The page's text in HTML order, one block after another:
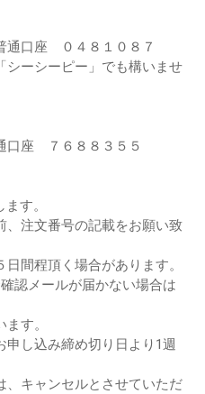
口座 ０４８１０８７
シーシーピー」でも構いませ
座 ７６８８３５５
す。
注文番号の記載をお願い致
間程頂く場合があります。
認メールが届かない場合は
す。
申し込み締め切り日より1週
キャンセルとさせていただ